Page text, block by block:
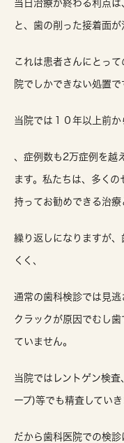
当日治療が終わる利点
と、歯の削った接着面が
これは患者さんにとっ
院でしかできない処置で
当院では１０年以上前か
、症例数も2万症例を越
ます。私たちは、多く
持ってお勧めできる治療
繰り返しになりますが
くく、
通常の歯科検診では見逃
クラックが原因でむし
ていません。
当院ではレントゲン検
ープ)等でも精査していき
だから歯科医院での検診